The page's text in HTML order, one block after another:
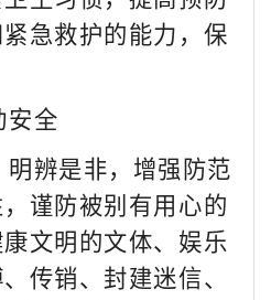
急救护的能力，保
安全
明辨是非，增强防范
谨防被别有用心的
文明的文体、娱乐
传销、封建迷信、